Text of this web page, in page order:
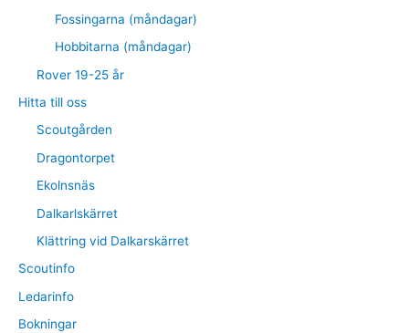
Fossingarna (måndagar)
Hobbitarna (måndagar)
Rover 19-25 år
Hitta till oss
Scoutgården
Dragontorpet
Ekolnsnäs
Dalkarlskärret
Klättring vid Dalkarskärret
Scoutinfo
Ledarinfo
Bokningar